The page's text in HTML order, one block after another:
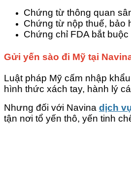
Chứng từ thông quan
Chứng từ nộp thuế, bảo
Chứng chỉ FDA bắt
Gửi yến sào đi Mỹ tại
Luật pháp Mỹ cấm nhập
hình thức xách tay, hành lý
Nhưng đối với Navina dịch
tận nơi tổ yến thô, yến tinh